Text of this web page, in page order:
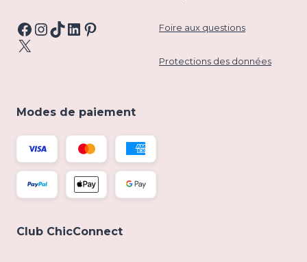
Facebook
Instagram
TikTok
LinkedIn
Pinterest
X
Foire aux questions
Protections des données
Modes de paiement
Club ChicConnect